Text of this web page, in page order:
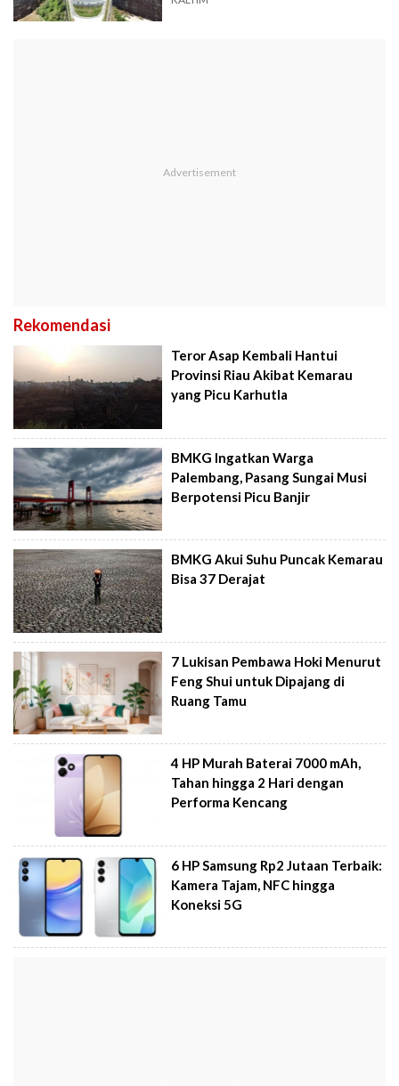
Rekomendasi
Teror Asap Kembali Hantui
Provinsi Riau Akibat Kemarau
yang Picu Karhutla
BMKG Ingatkan Warga
Palembang, Pasang Sungai Musi
Berpotensi Picu Banjir
BMKG Akui Suhu Puncak Kemarau
Bisa 37 Derajat
7 Lukisan Pembawa Hoki Menurut
Feng Shui untuk Dipajang di
Ruang Tamu
4 HP Murah Baterai 7000 mAh,
Tahan hingga 2 Hari dengan
Performa Kencang
6 HP Samsung Rp2 Jutaan Terbaik:
Kamera Tajam, NFC hingga
Koneksi 5G